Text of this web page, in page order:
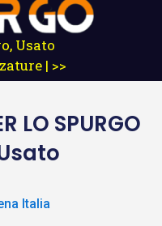
Usato
| >>
LO SPURGO
Italia